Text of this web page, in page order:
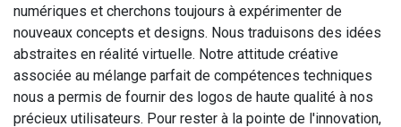
numériques et cherchons toujours à expérimenter de
nouveaux concepts et designs. Nous traduisons des idées
abstraites en réalité virtuelle. Notre attitude créative
associée au mélange parfait de compétences techniques
nous a permis de fournir des logos de haute qualité à nos
précieux utilisateurs. Pour rester à la pointe de l'innovation,